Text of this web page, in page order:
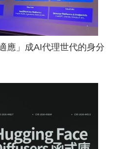
應」成AI代理世代的身分